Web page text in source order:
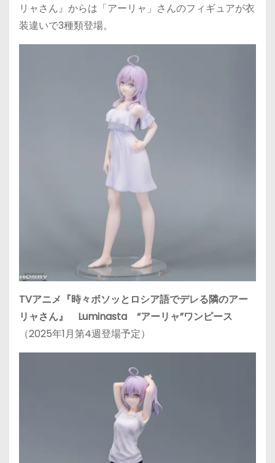
リャさん』からは「アーリャ」さんのフィギュアが衣
装違いで3種類登場。
TVアニメ『時々ボソッとロシア語でデレる隣のアー
リャさん』 Luminasta “アーリャ”ワンピース
（2025年1月第4週登場予定）